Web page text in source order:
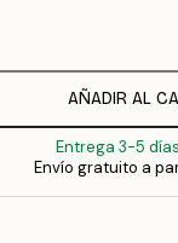
AÑADIR AL
Entrega 3-5
Envío gratuito a